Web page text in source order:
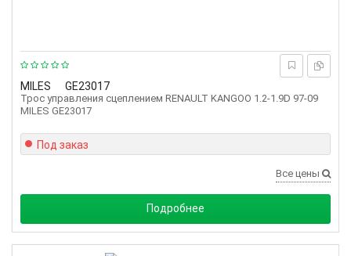
MILES GE23017
Трос управления сцеплением RENAULT KANGOO 1.2-1.9D 97-09
MILES GE23017
Под заказ
Все цены
Подробнее